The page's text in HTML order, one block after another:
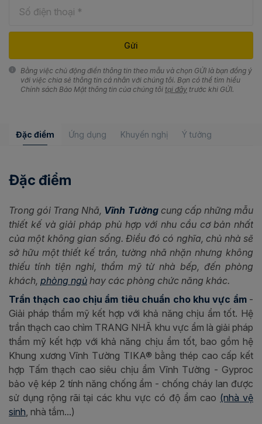
Bằng việc chủ động điền thông tin theo mẫu và chọn GỬI là bạn đồng ý
với việc chia sẻ thông tin cá nhân với chúng tôi. Bạn có thể tìm hiểu
Chính sách Bảo Mật thông tin của chúng tôi tại đây trước khi GỬI.
Đặc điểm Ứng dụng Khuyến nghị Ý tưởng
Đặc điểm
Trong gói Trang Nhã, Vĩnh Tườngcung cấp những mẫu
thiết kế và giải pháp phù hợp với nhu cầu cơ bản nhất
của một không gian sống. Điều đó có nghĩa, chủ nhà sẽ
sở hữu một thiết kế trần, tường nhã nhặn nhưng không
thiếu tính tiện nghi, thẩm mỹ từ nhà bếp, đến phòng
khách, phòng ngủ hay các phòng chức năng khác.
Trần thạch cao chịu ẩm tiêu chuẩn cho khu vực ẩm-
Giải pháp thẩm mỹ kết hợp với khả năng chịu ẩm tốt. Hệ
trần thạch cao chìm TRANG NHÃ khu vực ẩm là giải pháp
thẩm mỹ kết hợp với khả năng chịu ẩm tốt, bao gồm hệ
Khung xương Vĩnh Tường TIKA® bằng thép cao cấp kết
hợp Tấm thạch cao siêu chịu ẩm Vĩnh Tường - Gyproc
bảo vệ kép 2 tính năng chống ẩm - chống cháy lan được
sử dụng rộng rãi tại các khu vực có độ ẩm cao (nhà vệ
sinh, nhà tắm...)